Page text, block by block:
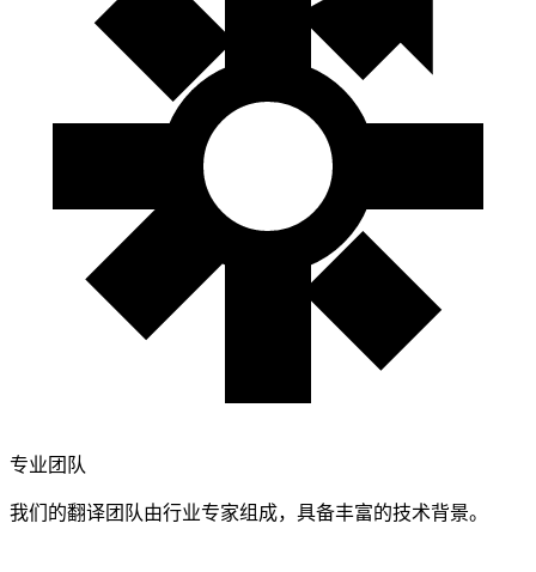
专业团队
我们的翻译团队由行业专家组成，具备丰富的技术背景。